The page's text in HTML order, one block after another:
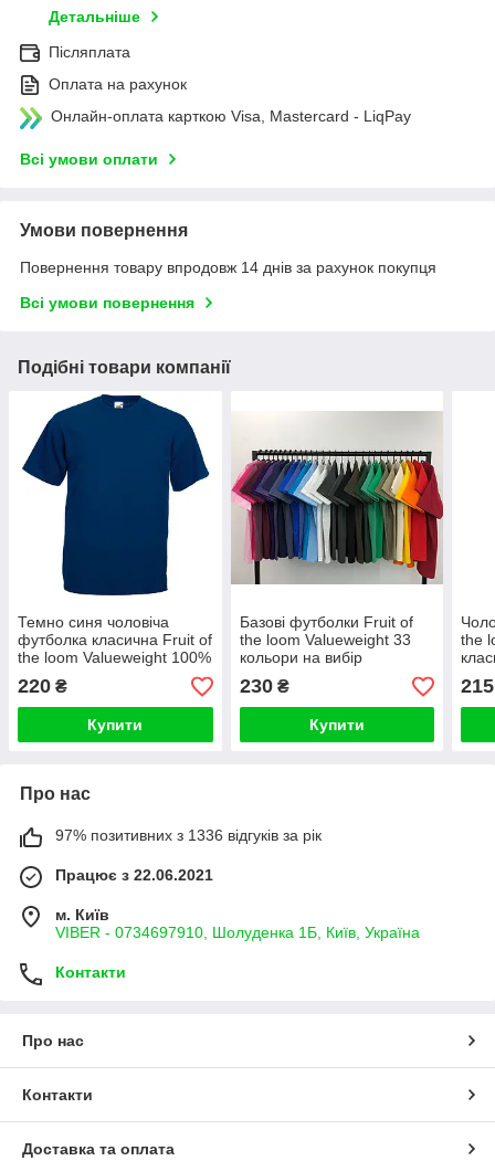
Детальніше
Післяплата
Оплата на рахунок
Онлайн-оплата карткою Visa, Mastercard - LiqPay
Всі умови оплати
Умови повернення
Повернення товару впродовж 14 днів за рахунок покупця
Всі умови повернення
Подібні товари компанії
Темно синя чоловіча
футболка класична Fruit of
the loom Valueweight 100%
бавовна базова
однотонна
220 ₴
Купити
Базові футболки Fruit of
the loom Valueweight 33
кольори на вибір
однотонні 100% бавовна
230₴
Купити
the
215
Про нас
97% позитивних з 1336 відгуків за рік
Працює з 22.06.2021
м. Київ
VIBER - 0734697910, Шолуденка 1Б, Київ, Україна
Контакти
Про нас
Контакти
Доставка та оплата